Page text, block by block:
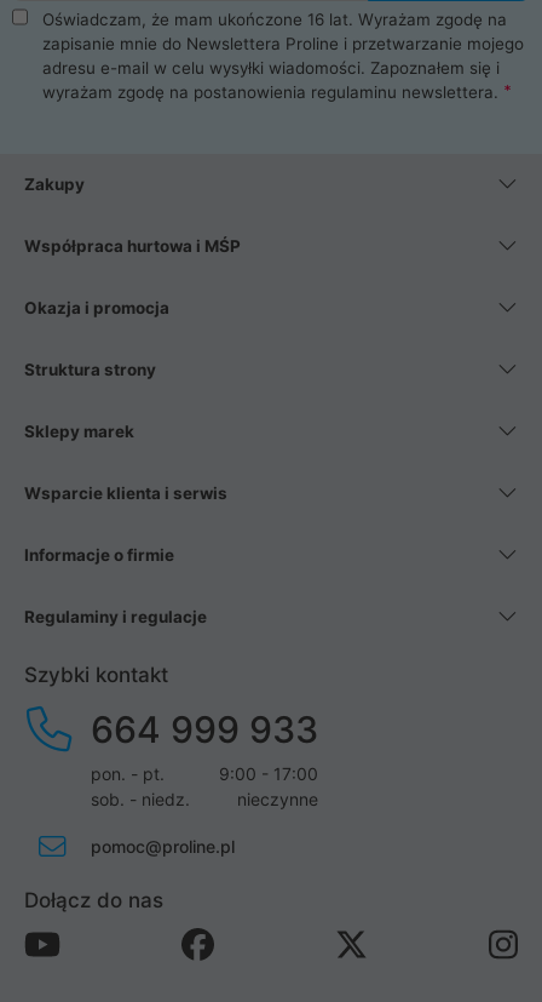
takie jak procesory, karty graficzne, płyty główne, pamięci,
dyski SSD, M.2 oraz HDD. Nasi pracownicy pomogą Ci wybrać
najlepszy zasilacz komputerowy oraz obudowę do komputera.
Poza komputerami mamy również najlepsze na rynku
Smartfony takich producentów jak Xiaomi, Apple, Samsung i
wentylatory. Na koniec mając już to wszystko, możesz
Oświadczam, że mam ukończone 16 lat. Wyrażam zgodę na
zapisanie mnie do Newslettera Proline i przetwarzanie mojego
adresu e-mail w celu wysyłki wiadomości. Zapoznałem się i
wyrażam zgodę na postanowienia regulaminu newslettera.
Zakupy
Współpraca hurtowa i MŚP
Okazja i promocja
Struktura strony
Sklepy marek
Wsparcie klienta i serwis
Informacje o firmie
Regulaminy i regulacje
Szybki kontakt
664 999 933
pon. - pt.
9:00 - 17:00
sob. - niedz.
nieczynne
pomoc@proline.pl
Dołącz do nas